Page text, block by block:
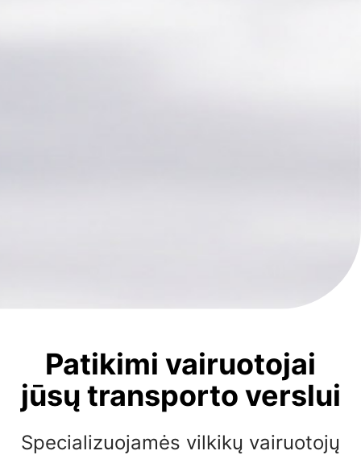
Patikimi vairuotojai
jūsų transporto verslui
Specializuojamės vilkikų vairuotojų